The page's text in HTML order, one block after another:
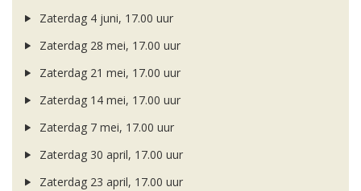
Zaterdag 4 juni, 17.00 uur
Zaterdag 28 mei, 17.00 uur
Zaterdag 21 mei, 17.00 uur
Zaterdag 14 mei, 17.00 uur
Zaterdag 7 mei, 17.00 uur
Zaterdag 30 april, 17.00 uur
Zaterdag 23 april, 17.00 uur